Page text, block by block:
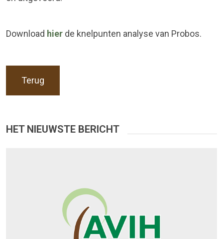
Download hier de knelpunten analyse van Probos.
Terug
HET NIEUWSTE BERICHT